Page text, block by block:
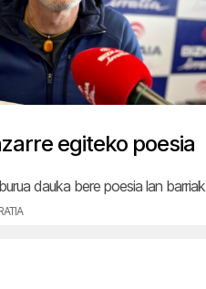
egiteko poesia
dauka bere poesia lan barriak